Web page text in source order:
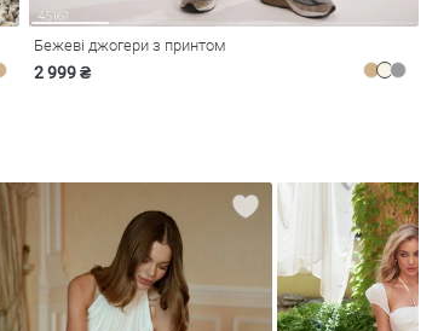
Бежеві джогери з принтом
2 999 ₴